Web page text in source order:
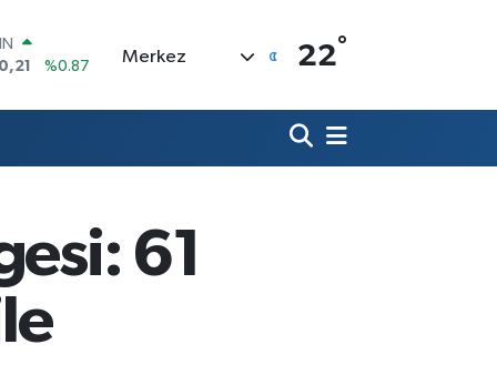
%0.18
%0.32
%-14
Merkez 22°
61